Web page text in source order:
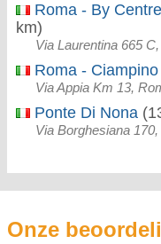
Roma - By
km)
Via Laurentina 665
Roma -
Via Appia Km 13,
Ponte Di Nona
Via Borghesiana
Onze